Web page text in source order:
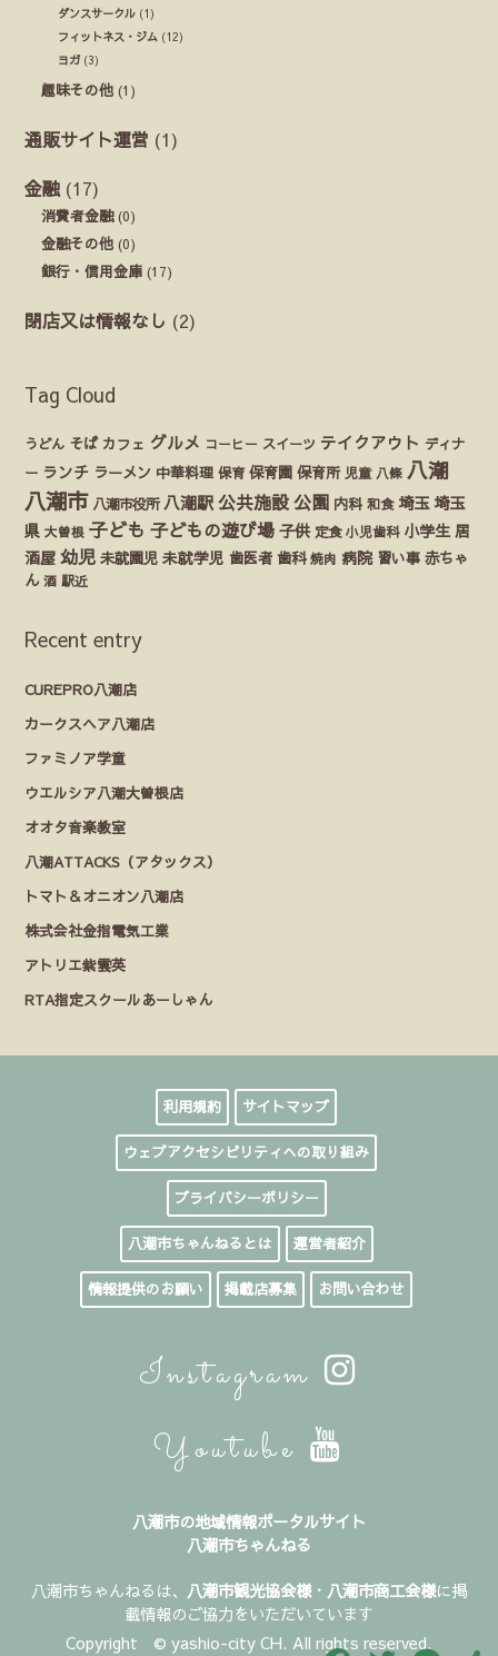
ダンスサークル (1)
フィットネス・ジム (12)
ヨガ (3)
趣味その他 (1)
通販サイト運営 (1)
金融 (17)
消費者金融(0)
金融その他 (0)
銀行・信用金庫 (17)
閉店又は情報なし (2)
Tag Cloud
うどん そば カフェ グルメ コーヒー スイーツ テイクアウト ディナ
ー ランチ ラーメン 中華料理 保育 保育園 保育所 児童 八條 八潮
八潮市 八潮市役所 八潮駅 公共施設 公園 内科 和食 埼玉 埼玉
県 大曽根 子ども 子どもの遊び場 子供 定食 小児歯科 小学生 居
酒屋 幼児 未就園児 未就学児 歯医者 歯科 焼肉 病院 習い事 赤ちゃ
ん 酒 駅近
Recent entry
CUREPRO八潮店
カークスヘア八潮店
ファミノア学童
ウエルシア八潮大曽根店
オオタ音楽教室
八潮ATTACKS（アタックス）
トマト＆オニオン八潮店
株式会社金指電気工業
アトリエ紫雲英
RTA指定スクールあーしゃん
利用規約 サイトマップ
ウェブアクセシビリティへの取り組み
プライバシーポリシー
八潮市ちゃんねるとは 運営者紹介
情報提供のお願い 掲載店募集 お問い合わせ
Instagram
Youtube
八潮市の地域情報ポータルサイト
八潮市ちゃんねる
八潮市ちゃんねるは、 八潮市観光協会様・ 八潮市商工会様に掲
載情報のご協力をいただいています
Copyright © yashio-city CH. All rights reserved.